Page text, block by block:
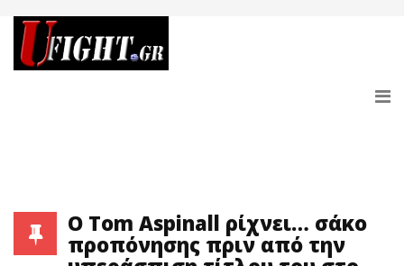
Ο Tom Aspinall ρίχνει… σάκο
προπόνησης πριν από την